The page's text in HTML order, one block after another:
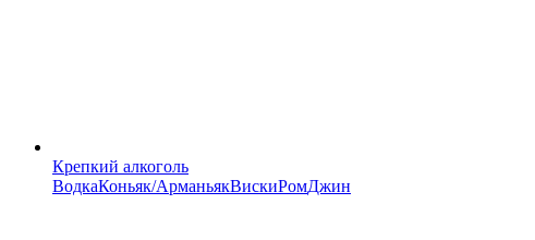
Крепкий алкоголь
ВодкаКоньяк/АрманьякВискиРомДжин